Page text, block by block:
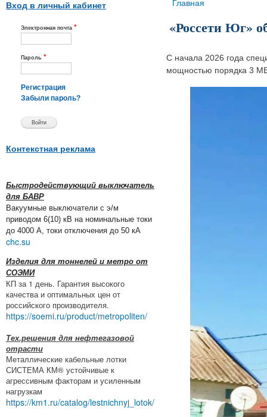
Вход в личный кабинет
Электронная почта *
Пароль *
Регистрация
Забыли пароль?
Контекстная реклама
Быстродействующий выключатель
для БАВР
Вакуумные выключатели с э/м
приводом 6(10) кВ на номинальные токи
до 4000 А, токи отключения до 50 кА
chc.su
Изделия для тоннелей и метро от
СОЭМИ
КП за 1 день. Гарантия высокого
качества и оптимальных цен от
российского производителя.
https://soemi.ru/product/metropoliten/
Тех.решения для нефтегазовой
отрасти
Металлические кабельные лотки
СИСТЕМА КМ® устойчивые к
агрессивным факторам и усиленным
нагрузкам
https://km1.ru/catalog/lestnichnyj_lotok/
Вы здесь
Главная
«Россети Юг»
С начала 2026 года
мощностью порядка 3